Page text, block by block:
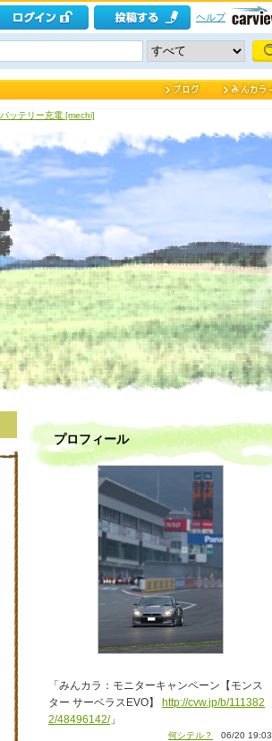
ヘルプ
バッテリー充電 [mechi]
プロフィール
「みんカラ：モニターキャンペーン【モンス
ター サーベラスEVO】 http://cvw.jp/b/111382
2/48496142/」
何シテル？ 06/20 19:03